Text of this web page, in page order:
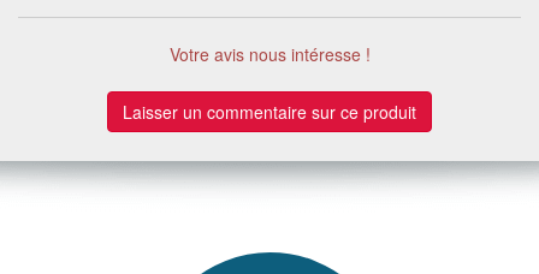
Votre avis nous intéresse !
Laisser un commentaire sur ce produit